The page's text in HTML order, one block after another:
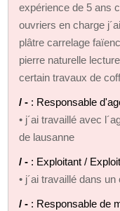
expérience de 5 ans
ouvriers en charge
plâtre carrelage
pierre naturelle
certain travaux de
/ - : Responsable
• j´ai travaillé avec
de lausanne
/ - : Exploitant /
• j´ai travaillé dans un
/ - : Responsable de